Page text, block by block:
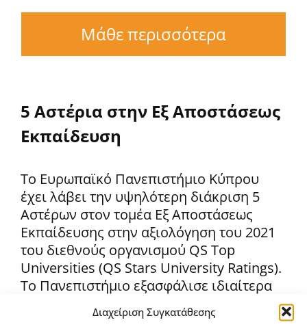
Διαχείριση Συγκατάθεσης
Μάθε περισσότερα
5 Αστέρια στην Εξ Αποστάσεως
Εκπαίδευση
Το Ευρωπαϊκό Πανεπιστήμιο Κύπρου
έχει λάβει την υψηλότερη διάκριση 5
Αστέρων στον τομέα Εξ Αποστάσεως
Εκπαίδευσης στην αξιολόγηση του 2021
του διεθνούς οργανισμού QS Top
Universities (QS Stars University Ratings).
Το Πανεπιστήμιο εξασφάλισε ιδιαίτερα
υψηλές βαθμολογίες σε ό,τι αφορά τη
σχέση φοιτητών-καθηγητών, τις